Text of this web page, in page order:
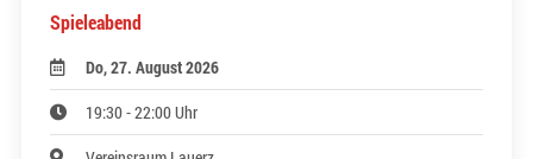
Spieleabend
Do, 27. August 2026
19:30 - 22:00 Uhr